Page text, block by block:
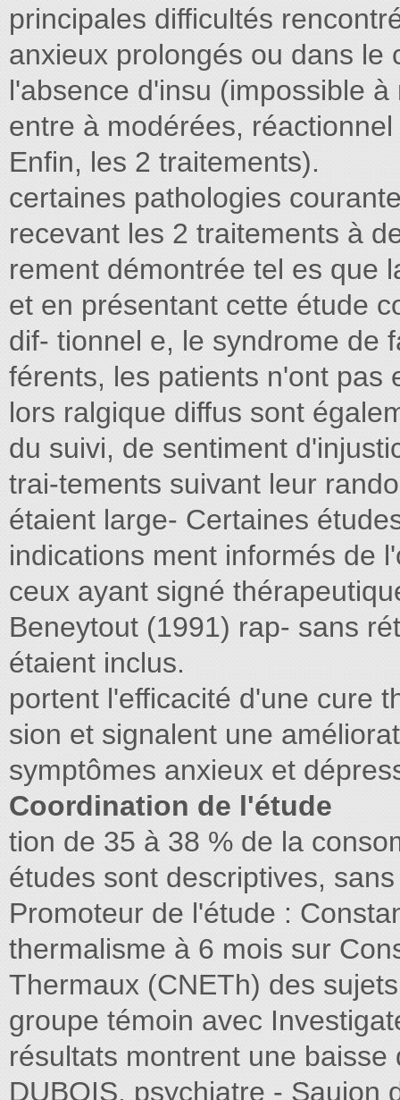
principales difficultés
anxieux prolongés ou dans le
l'absence d'insu (impossible
entre à modérées,
Enfin, les 2 traitements).
certaines pathologies
recevant les 2 traitements à
rement démontrée tel es que
et en présentant cette étude
dif- tionnel e, le syndrome de
férents, les patients n'ont pas
lors ralgique diffus sont
du suivi, de sentiment
trai-tements suivant leur
étaient large- Certaines
indications ment informés de
ceux ayant signé
Beneytout (1991) rap- sans
étaient inclus.
portent l'efficacité d'une cure
sion et signalent une
symptômes anxieux et
Coordination de l'étude
tion de 35 à 38 % de la
études sont descriptives,
Promoteur de l'étude :
thermalisme à 6 mois sur
Thermaux (CNETh) des
groupe témoin avec
résultats montrent une
DUBOIS, psychiatre - Saujon